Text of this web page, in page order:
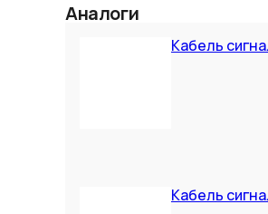
Аналоги
Кабель
Кабель